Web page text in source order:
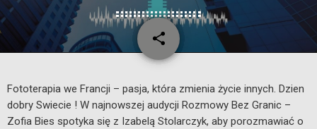
share
email
Fototerapia we Francji – pasja, która zmienia życie innych. Dzien
dobry Swiecie ! W najnowszej audycji Rozmowy Bez Granic –
Zofia Bies spotyka się z Izabelą Stolarczyk, aby porozmawiać o